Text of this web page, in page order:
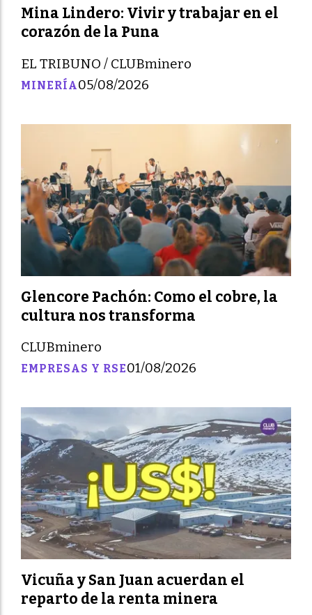
Mina Lindero: Vivir y trabajar en el
corazón de la Puna
EL TRIBUNO / CLUBminero
MINERÍA05/08/2026
Glencore Pachón: Como el cobre, la
cultura nos transforma
CLUBminero
EMPRESAS Y RSE01/08/2026
Vicuña y San Juan acuerdan el
reparto de la renta minera